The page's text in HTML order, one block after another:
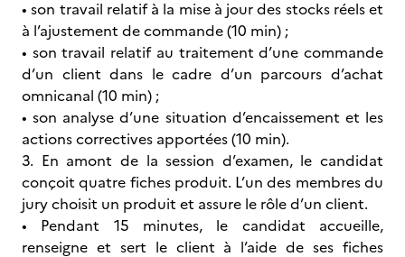
• son travail relatif à la mise à jour des stocks réels et
à l’ajustement de commande (10 min) ;
• son travail relatif au traitement d’une commande
d’un client dans le cadre d’un parcours d’achat
omnicanal (10 min) ;
• son analyse d’une situation d’encaissement et les
actions correctives apportées (10 min).
3. En amont de la session d’examen, le candidat
conçoit quatre fiches produit. L’un des membres du
jury choisit un produit et assure le rôle d’un client.
• Pendant 15 minutes, le candidat accueille,
renseigne et sert le client à l’aide de ses fiches